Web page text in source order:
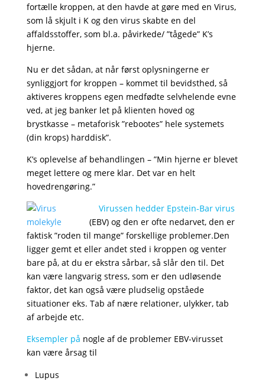
fortælle kroppen, at den havde at gøre med en Virus,
som lå skjult i K og den virus skabte en del
affaldsstoffer, som bl.a. påvirkede/ ”tågede” K’s
hjerne.
Nu er det sådan, at når først oplysningerne er
synliggjort for kroppen – kommet til bevidsthed, så
aktiveres kroppens egen medfødte selvhelende evne
ved, at jeg banker let på klienten hoved og
brystkasse – metaforisk ”rebootes” hele systemets
(din krops) harddisk”.
K’s oplevelse af behandlingen – ”Min hjerne er blevet
meget lettere og mere klar. Det var en helt
hovedrengøring.”
Virussen hedder Epstein-Bar virus
(EBV) og den er ofte nedarvet, den er
faktisk ”roden til mange” forskellige problemer.Den
ligger gemt et eller andet sted i kroppen og venter
bare på, at du er ekstra sårbar, så slår den til. Det
kan være langvarig stress, som er den udløsende
faktor, det kan også være pludselig opståede
situationer eks. Tab af nære relationer, ulykker, tab
af arbejde etc.
Eksempler på nogle af de problemer EBV-virusset
kan være årsag til
Lupus